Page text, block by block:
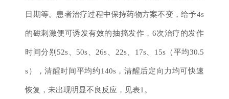
日期等。患者治疗过程中保持药物方案不变，给予4s
的磁刺激便可诱发有效的抽搐发作，6次治疗的发作
时间分别52s、50s、26s、22s、17s、15s（平均30.5
s），清醒时间平均约140s，清醒后定向力均可快速
恢复，未出现明显不良反应，见表1。